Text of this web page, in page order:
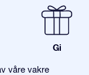
Gi
våre vakre